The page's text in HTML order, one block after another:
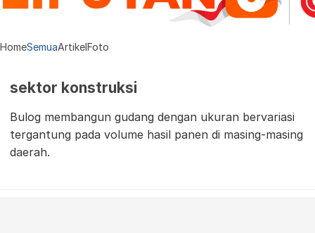
HomeSemuaArtikelFoto
sektor konstruksi
Bulog membangun gudang dengan ukuran bervariasi
tergantung pada volume hasil panen di masing-masing
daerah.